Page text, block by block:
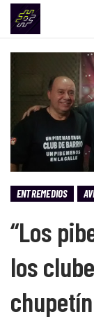
ENTREMEDIOS
“Los
los